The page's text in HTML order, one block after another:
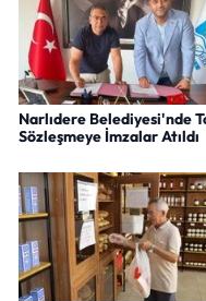
Narlıdere Belediyesi'nde
Sözleşmeye İmzalar Atıldı